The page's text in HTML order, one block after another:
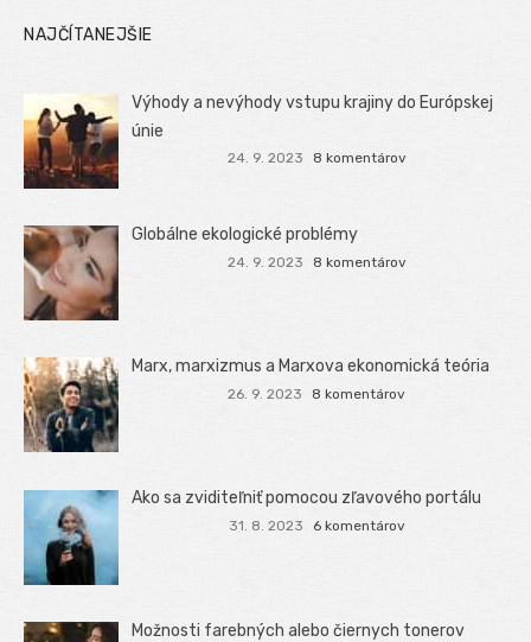
NAJČÍTANEJŠIE
Výhody a nevýhody vstupu krajiny do Európskej
únie
24. 9. 2023 8 komentárov
Globálne ekologické problémy
24. 9. 2023 8 komentárov
Marx, marxizmus a Marxova ekonomická teória
26. 9. 2023 8 komentárov
Ako sa zviditeľniť pomocou zľavového portálu
31. 8. 2023 6 komentárov
Možnosti farebných alebo čiernych tonerov